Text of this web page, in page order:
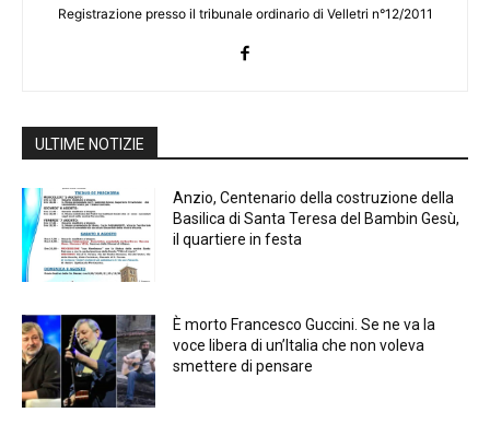
Registrazione presso il tribunale ordinario di Velletri n°12/2011
ULTIME NOTIZIE
Anzio, Centenario della costruzione della
Basilica di Santa Teresa del Bambin Gesù,
il quartiere in festa
È morto Francesco Guccini. Se ne va la
voce libera di un’Italia che non voleva
smettere di pensare